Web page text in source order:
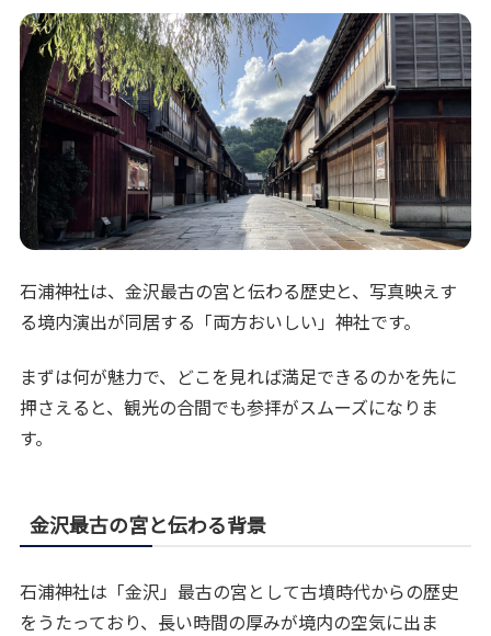
石浦神社は、金沢最古の宮と伝わる歴史と、写真映えす
る境内演出が同居する「両方おいしい」神社です。
まずは何が魅力で、どこを見れば満足できるのかを先に
押さえると、観光の合間でも参拝がスムーズになりま
す。
金沢最古の宮と伝わる背景
石浦神社は「金沢」最古の宮として古墳時代からの歴史
をうたっており、長い時間の厚みが境内の空気に出ま